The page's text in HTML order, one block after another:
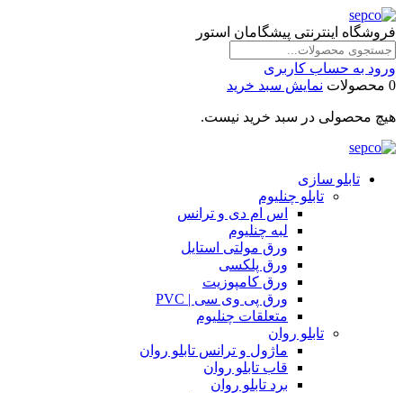
فروشگاه اینترنتی پیشگامان استور
ورود به حساب کاربری
0 محصولات
نمایش سبد خرید
هیچ محصولی در سبد خرید نیست.
تابلو سازی
تابلو چنلیوم
اس ام دی و ترانس
لبه چنلیوم
ورق مولتی استایل
ورق پلکسی
ورق کامپوزیت
ورق پی وی سی | PVC
متعلقات چنلیوم
تابلو روان
ماژول و ترانس تابلو روان
قاب تابلو روان
برد تابلو روان